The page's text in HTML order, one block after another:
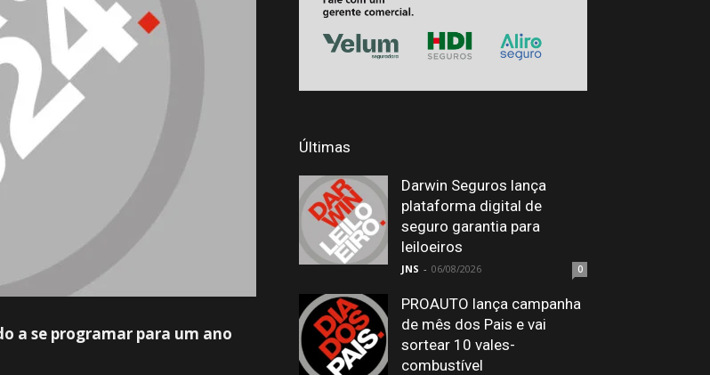
a se programar para um ano
Últimas
Darwin Seguros lança
plataforma digital de
seguro garantia para
leiloeiros
JNS - 06/08/2026 0
PROAUTO lança campanha
de mês dos Pais e vai
sortear 10 vales-
combustível